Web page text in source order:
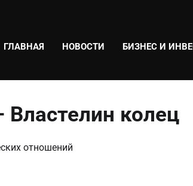
ГЛАВНАЯ НОВОСТИ БИЗНЕС И
колец
отношений